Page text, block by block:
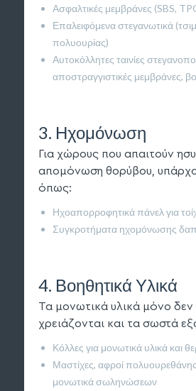
Ασφαλτικές μεμβράνες (SBS,
Επαλειφόμενα στεγανωτικά
πολυουρίας)
Αυτοκόλλητες ταινίες
αποστραγγιστικές μεμβράνες,
3. Ηχομόνωση
Για χώρους που απαιτούν
απομόνωση θορύβου,
όπως:
Ηχοαπορροφητικά πάνελ για
Συγκροτήματα ηχομόνωσης
4. Βοηθητικά Υλικά
Τα μονωτικά υλικά μόνο
χρειάζονται και τα σωστά
Κόλλες για μονωτικά υλικά και
Μαστίχες, αφροί
μονωτικά σωληνώσεων